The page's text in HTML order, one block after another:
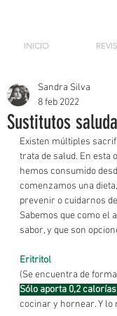
INICIO
Sustitutos
Sandra Silva
8 feb 2022
Existen múltiples
trata de salud. En esta
hemos consumido
comenzamos una
prevenir o cuidarnos
Sabemos que como el
sabor, y que son
Eritritol
(Se encuentra de
Sólo aporta 0,2
cocinar y hornear. Y lo